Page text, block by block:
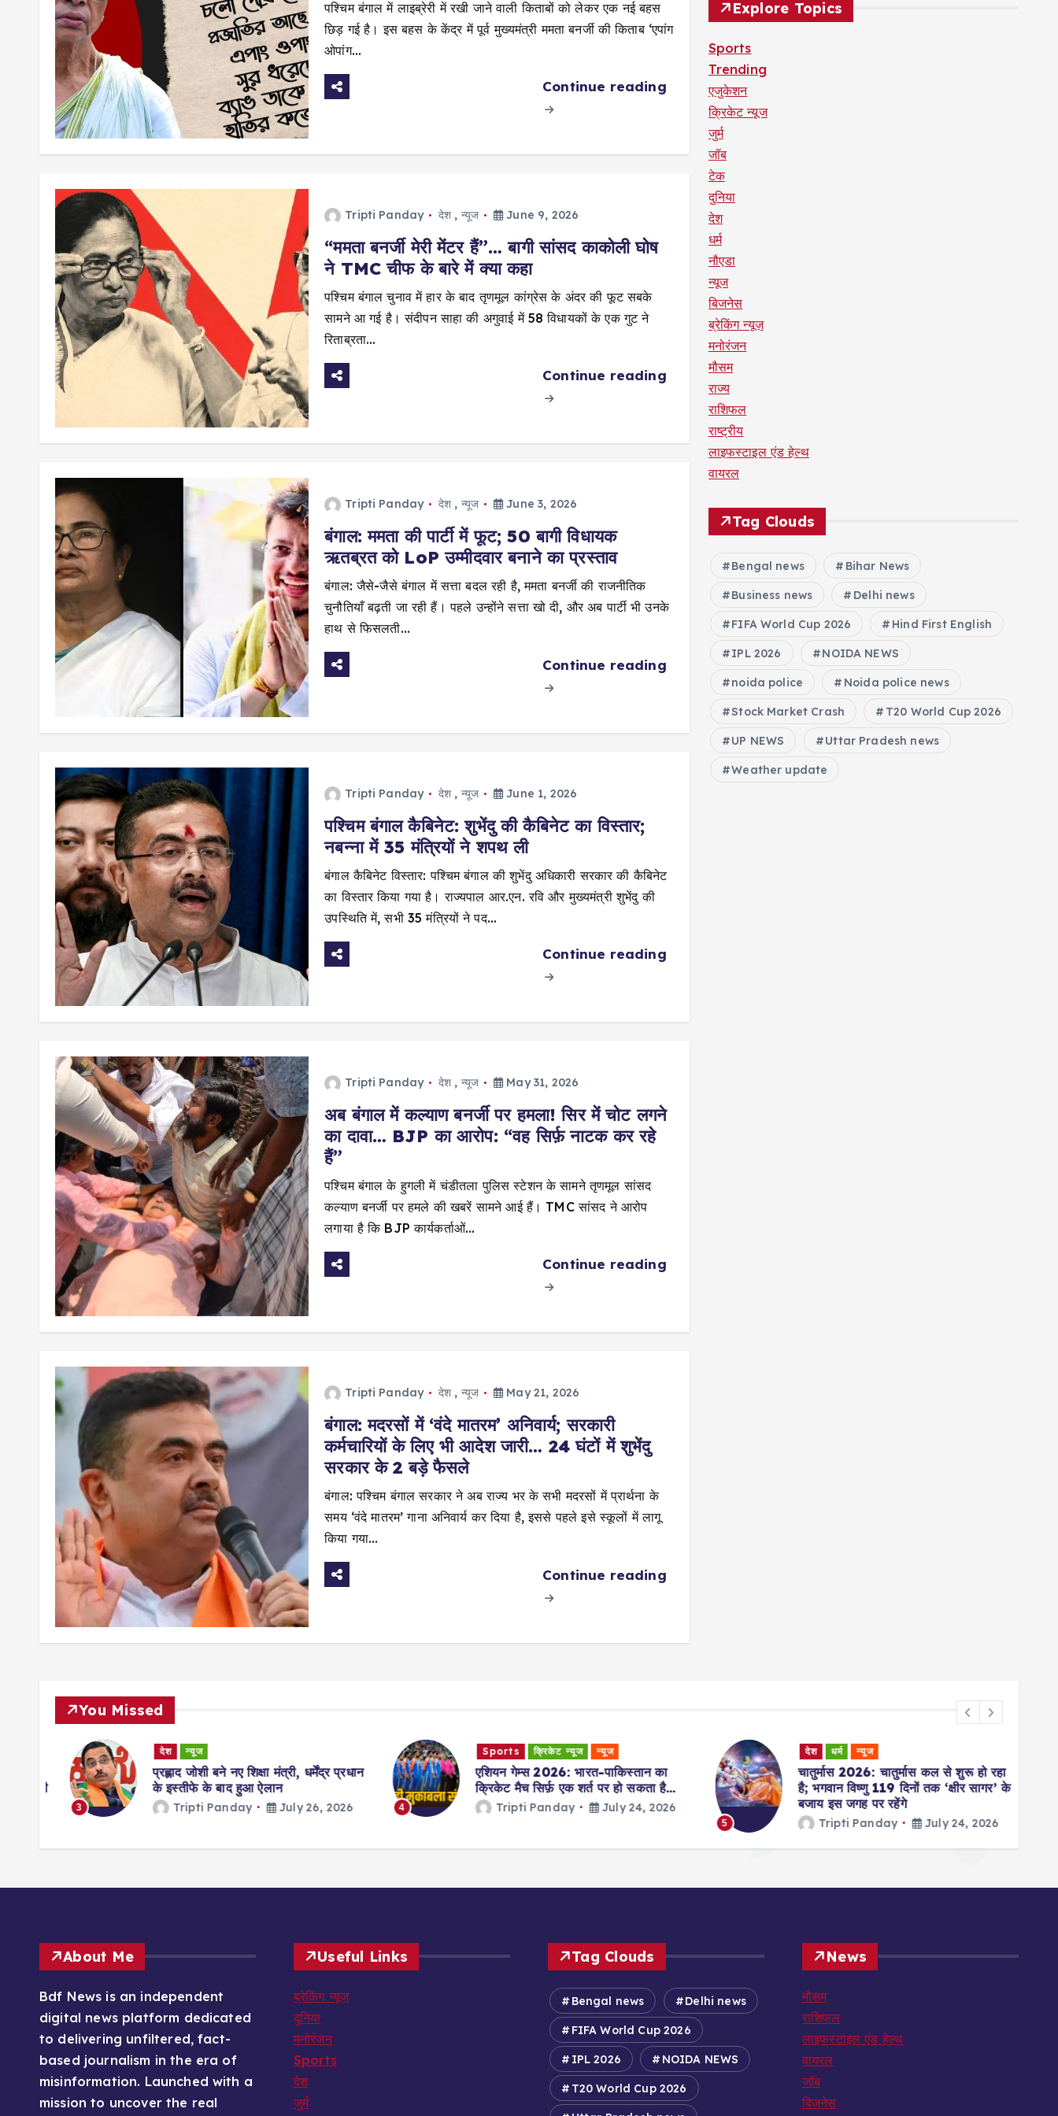
पश्चिम बंगाल में लाइब्रेरी में रखी जाने वाली किताबों को लेकर एक नई बहस
छिड़ गई है। इस बहस के केंद्र में पूर्व मुख्यमंत्री ममता बनर्जी की किताब ‘एपांग
ओपांग…
Continue reading
Tripti Panday देश , न्यूज June 9, 2026
“ममता बनर्जी मेरी मेंटर हैं”… बागी सांसद काकोली घोष
ने TMC चीफ के बारे में क्या कहा
पश्चिम बंगाल चुनाव में हार के बाद तृणमूल कांग्रेस के अंदर की फूट सबके
सामने आ गई है। संदीपन साहा की अगुवाई में 58 विधायकों के एक गुट ने
रिताब्रता…
Continue reading
Tripti Panday देश , न्यूज June 3, 2026
बंगाल: ममता की पार्टी में फूट; 50 बागी विधायक
ऋतब्रत को LoP उम्मीदवार बनाने का प्रस्ताव
बंगाल: जैसे-जैसे बंगाल में सत्ता बदल रही है, ममता बनर्जी की राजनीतिक
चुनौतियाँ बढ़ती जा रही हैं। पहले उन्होंने सत्ता खो दी, और अब पार्टी भी उनके
हाथ से फिसलती…
Continue reading
Tripti Panday देश , न्यूज June 1, 2026
पश्चिम बंगाल कैबिनेट: शुभेंदु की कैबिनेट का विस्तार;
नबन्ना में 35 मंत्रियों ने शपथ ली
बंगाल कैबिनेट विस्तार: पश्चिम बंगाल की शुभेंदु अधिकारी सरकार की कैबिनेट
का विस्तार किया गया है। राज्यपाल आर.एन. रवि और मुख्यमंत्री शुभेंदु की
उपस्थिति में, सभी 35 मंत्रियों ने पद…
Continue reading
Tripti Panday देश , न्यूज May 31, 2026
अब बंगाल में कल्याण बनर्जी पर हमला! सिर में चोट लगने
का दावा… BJP का आरोप: “वह सिर्फ़ नाटक कर रहे
हैं”
पश्चिम बंगाल के हुगली में चंडीतला पुलिस स्टेशन के सामने तृणमूल सांसद
कल्याण बनर्जी पर हमले की खबरें सामने आई हैं। TMC सांसद ने आरोप
लगाया है कि BJP कार्यकर्ताओं…
Continue reading
Tripti Panday देश , न्यूज May 21, 2026
बंगाल: मदरसों में ‘वंदे मातरम’ अनिवार्य; सरकारी
कर्मचारियों के लिए भी आदेश जारी… 24 घंटों में शुभेंदु
सरकार के 2 बड़े फैसले
बंगाल: पश्चिम बंगाल सरकार ने अब राज्य भर के सभी मदरसों में प्रार्थना के
समय ‘वंदे मातरम’ गाना अनिवार्य कर दिया है, इससे पहले इसे स्कूलों में लागू
किया गया…
Continue reading
Explore Topics
Sports
Trending
एजुकेशन
क्रिकेट न्यूज
जुर्म
जॉब
टेक
दुनिया
देश
धर्म
नौएडा
न्यूज
बिजनेस
ब्रेकिंग न्यूज़
मनोरंजन
मौसम
राज्य
राशिफल
राष्ट्रीय
लाइफस्टाइल एंड हेल्थ
वायरल
Tag Clouds
Bengal news Bihar News
Business news Delhi news
FIFA World Cup 2026 Hind First English
IPL 2026 NOIDA NEWS
noida police Noida police news
Stock Market Crash T20 World Cup 2026
UP NEWS Uttar Pradesh news
Weather update
You Missed
न्यूज
प्रह्लाद जोशी बने नए शिक्षा मंत्री, धर्मेंद्र प्रधान
के इस्तीफे के बाद हुआ ऐलान
Tripti Panday July 26, 2026
Sports क्रिकेट न्यूज न्यूज
एशियन गेम्स 2026: भारत-पाकिस्तान का
क्रिकेट मैच सिर्फ़ एक शर्त पर हो सकता है…
Tripti Panday July 24, 2026
धर्म न्यूज
चातुर्मास 2026: चातुर्मास कल से शुरू हो रहा
है; भगवान विष्णु 119 दिनों तक ‘क्षीर सागर’ के
बजाय इस जगह पर रहेंगे
Tripti Panday July 24, 2026
About Me
Bdf News is an independent
digital news platform dedicated
to delivering unfiltered, fact-
based journalism in the era of
misinformation. Launched with a
mission to uncover the real
Useful Links
ब्रेकिंग न्यूज़
दुनिया
मनोरंजन
Sports
देश
जुर्म
Tag Clouds
Bengal news Delhi news
FIFA World Cup 2026
IPL 2026 NOIDA NEWS
T20 World Cup 2026
News
मौसम
राशिफल
लाइफस्टाइल एंड हेल्थ
वायरल
जॉब
बिजनेस